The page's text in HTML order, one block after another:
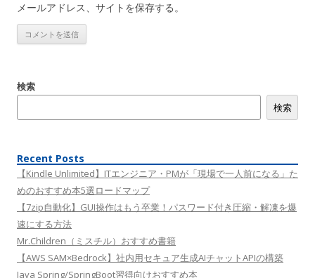
メールアドレス、サイトを保存する。
検索
検索
Recent Posts
【Kindle Unlimited】ITエンジニア・PMが「現場で一人前になる」た
めのおすすめ本5選ロードマップ
【7zip自動化】GUI操作はもう卒業！パスワード付き圧縮・解凍を爆
速にする方法
Mr.Children（ミスチル）おすすめ書籍
【AWS SAM×Bedrock】社内用セキュア生成AIチャットAPIの構築
Java Spring/SpringBoot習得向けおすすめ本